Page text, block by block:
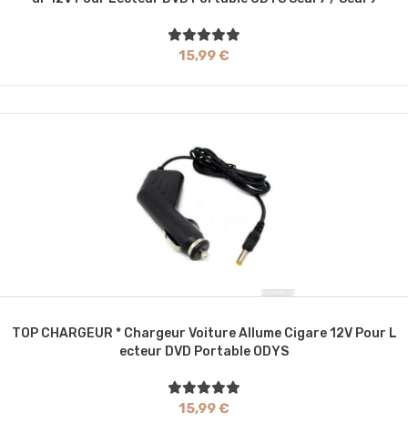
15,99 €
TOP CHARGEUR * Chargeur Voiture Allume Cigare 12V Pour L
Ecteur DVD Portable ODYS
15,99 €